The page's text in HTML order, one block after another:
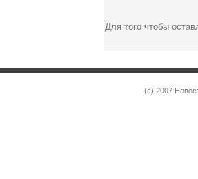
Для того чтобы
(c) 2007